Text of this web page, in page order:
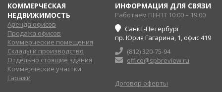
КОММЕРЧЕСКАЯ
НЕДВИЖИМОСТЬ
Аренда офисов
Продажа офисов
Коммерческие помещения
Склады и производство
Отдельно стоящие здания
Коммерческие участки
Гаражи
ИНФОРМАЦИЯ ДЛЯ СВЯЗИ
Работаем ПН-ПТ 10:00 – 19:00
Санкт-Петербург
пр. Юрия Гагарина, 1, офис 419
(812) 320-75-94
office@spbreview.ru
Договор оферты